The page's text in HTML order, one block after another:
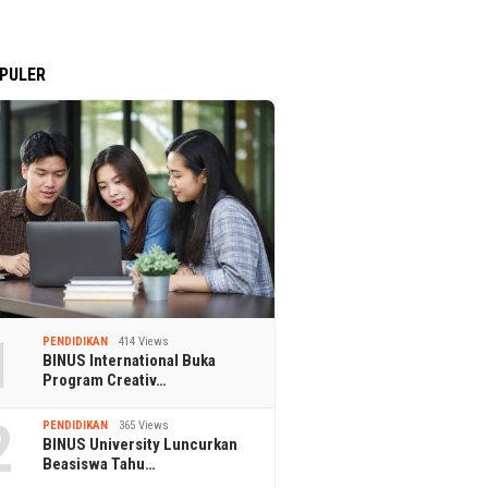
PENDIDIKAN 414 Views
BINUS International Buka
Program Creativ…
PENDIDIKAN 365 Views
BINUS University Luncurkan
Beasiswa Tahu…